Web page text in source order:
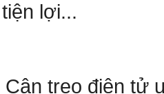
lợi...
Cân treo điện tử